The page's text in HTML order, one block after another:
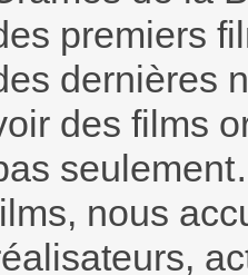
premiers
dernières
des films
nous